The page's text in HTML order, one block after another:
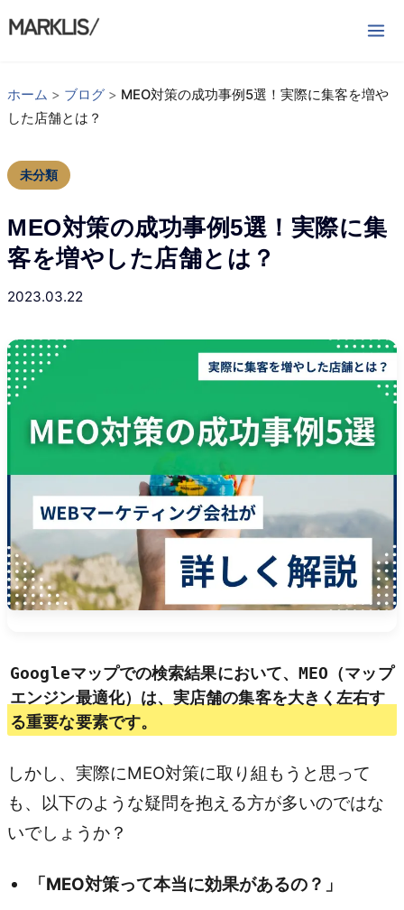
容
ス
キ
プ
ホーム > ブログ > MEO対策の成功事例5選！実際に集客を増や
した店舗とは？
未分類
MEO対策の成功事例5選！実際に集
客を増やした店舗とは？
2023.03.22
Googleマップでの検索結果において、
MEO（マップ
エンジン最適化） は、実店舗の集客を大きく左右す
る重要な要素です。
しかし、実際にMEO対策に取り組もうと思って
も、以下のような疑問を抱える方が多いのではな
いでしょうか？
「MEO対策って本当に効果があるの？」